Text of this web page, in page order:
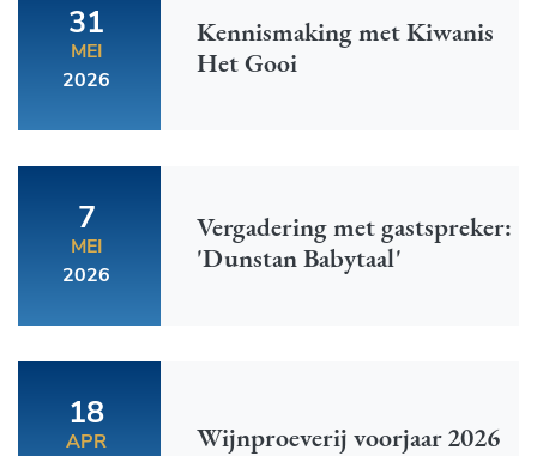
31
MEI
2026
Kennismaking met Kiwanis
Het Gooi
7
MEI
2026
Vergadering met gastspreker:
'Dunstan Babytaal'
18
APR
Wijnproeverij voorjaar 2026